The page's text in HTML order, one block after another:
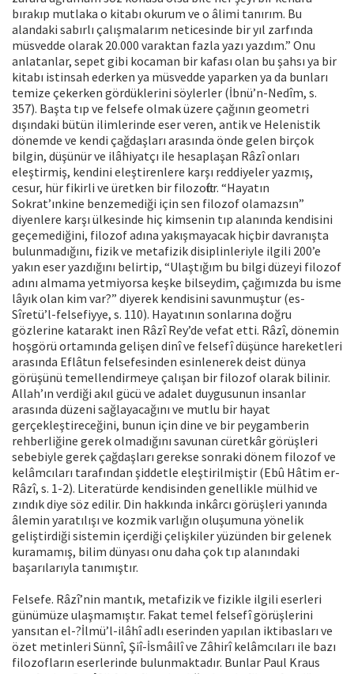
bırakıp mutlaka o kitabı okurum ve o âlimi tanırım. Bu
alandaki sabırlı çalışmalarım neticesinde bir yıl zarfında
müsvedde olarak 20.000 varaktan fazla yazı yazdım.” Onu
anlatanlar, sepet gibi kocaman bir kafası olan bu şahsı ya bir
kitabı istinsah ederken ya müsvedde yaparken ya da bunları
temize çekerken gördüklerini söylerler (İbnü’n-Nedîm, s.
357). Başta tıp ve felsefe olmak üzere çağının geometri
dışındaki bütün ilimlerinde eser veren, antik ve Helenistik
dönemde ve kendi çağdaşları arasında önde gelen birçok
bilgin, düşünür ve ilâhiyatçı ile hesaplaşan Râzî onları
eleştirmiş, kendini eleştirenlere karşı reddiyeler yazmış,
cesur, hür fikirli ve üretken bir filozoftur. “Hayatın
Sokrat’ınkine benzemediği için sen filozof olamazsın”
diyenlere karşı ülkesinde hiç kimsenin tıp alanında kendisini
geçemediğini, filozof adına yakışmayacak hiçbir davranışta
bulunmadığını, fizik ve metafizik disiplinleriyle ilgili 200’e
yakın eser yazdığını belirtip, “Ulaştığım bu bilgi düzeyi filozof
adını almama yetmiyorsa keşke bilseydim, çağımızda bu isme
lâyık olan kim var?” diyerek kendisini savunmuştur (es-
Sîretü’l-felsefiyye, s. 110). Hayatının sonlarına doğru
gözlerine katarakt inen Râzî Rey’de vefat etti. Râzî, dönemin
hoşgörü ortamında gelişen dinî ve felsefî düşünce hareketleri
arasında Eflâtun felsefesinden esinlenerek deist dünya
görüşünü temellendirmeye çalışan bir filozof olarak bilinir.
Allah’ın verdiği akıl gücü ve adalet duygusunun insanlar
arasında düzeni sağlayacağını ve mutlu bir hayat
gerçekleştireceğini, bunun için dine ve bir peygamberin
rehberliğine gerek olmadığını savunan cüretkâr görüşleri
sebebiyle gerek çağdaşları gerekse sonraki dönem filozof ve
kelâmcıları tarafından şiddetle eleştirilmiştir (Ebû Hâtim er-
Râzî, s. 1-2). Literatürde kendisinden genellikle mülhid ve
zındık diye söz edilir. Din hakkında inkârcı görüşleri yanında
âlemin yaratılışı ve kozmik varlığın oluşumuna yönelik
geliştirdiği sistemin içerdiği çelişkiler yüzünden bir gelenek
kuramamış, bilim dünyası onu daha çok tıp alanındaki
başarılarıyla tanımıştır.
Felsefe. Râzî’nin mantık, metafizik ve fizikle ilgili eserleri
günümüze ulaşmamıştır. Fakat temel felsefî görüşlerini
yansıtan el-?İlmü’l-ilâhî adlı eserinden yapılan iktibasları ve
özet metinleri Sünnî, Şiî-İsmâilî ve Zâhirî kelâmcıları ile bazı
filozofların eserlerinde bulunmaktadır. Bunlar Paul Kraus